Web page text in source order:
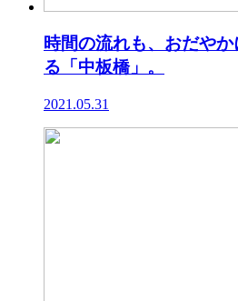
時間の流れも、おだや
る「中板橋」。
2021.05.31